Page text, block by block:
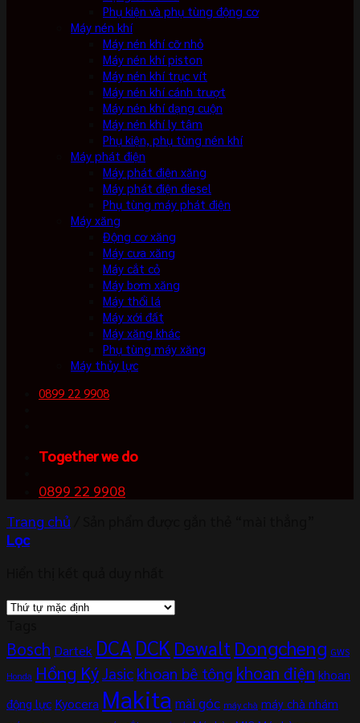
Phụ kiện và phụ tùng động cơ
Máy nén khí
Máy nén khí cỡ nhỏ
Máy nén khí piston
Máy nén khí trục vít
Máy nén khí cánh trượt
Máy nén khí dạng cuộn
Máy nén khí ly tâm
Phụ kiện, phụ tùng nén khí
Máy phát điện
Máy phát điện xăng
Máy phát điện diesel
Phụ tùng máy phát điện
Máy xăng
Động cơ xăng
Máy cưa xăng
Máy cắt cỏ
Máy bơm xăng
Máy thổi lá
Máy xới đất
Máy xăng khác
Phụ tùng máy xăng
Máy thủy lực
0899 22 9908
Together we do
0899 22 9908
Trang chủ
Lọc
Bosch Dartek DCA DCK Dewalt Dongcheng GWS
Honda Hồng Ký Jasic khoan bê tông khoan điện khoan
động lực Kyocera Makita mài góc máy chà máy chà nhám